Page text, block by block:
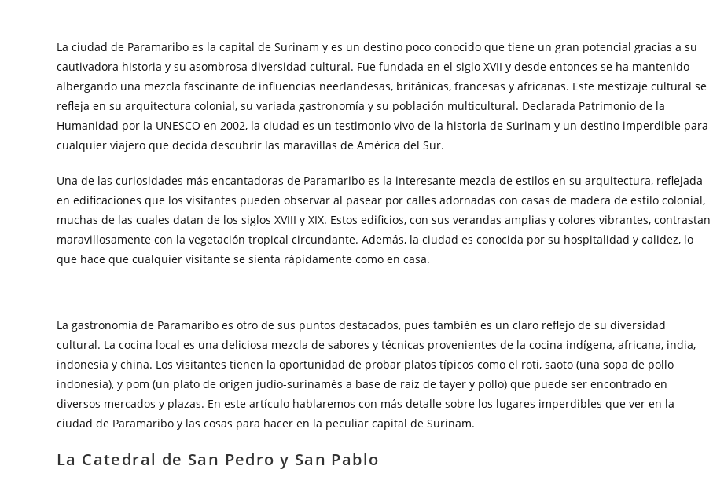
La ciudad de Paramaribo es la capital de Surinam y es un destino poco conocido que tiene un gran potencial gracias a su
cautivadora historia y su asombrosa diversidad cultural. Fue fundada en el siglo XVII y desde entonces se ha mantenido
albergando una mezcla fascinante de influencias neerlandesas, británicas, francesas y africanas. Este mestizaje cultural se
refleja en su arquitectura colonial, su variada gastronomía y su población multicultural. Declarada Patrimonio de la
Humanidad por la UNESCO en 2002, la ciudad es un testimonio vivo de la historia de Surinam y un destino imperdible para
cualquier viajero que decida descubrir las maravillas de América del Sur.
Una de las curiosidades más encantadoras de Paramaribo es la interesante mezcla de estilos en su arquitectura, reflejada
en edificaciones que los visitantes pueden observar al pasear por calles adornadas con casas de madera de estilo colonial,
muchas de las cuales datan de los siglos XVIII y XIX. Estos edificios, con sus verandas amplias y colores vibrantes, contrastan
maravillosamente con la vegetación tropical circundante. Además, la ciudad es conocida por su hospitalidad y calidez, lo
que hace que cualquier visitante se sienta rápidamente como en casa.
La gastronomía de Paramaribo es otro de sus puntos destacados, pues también es un claro reflejo de su diversidad
cultural. La cocina local es una deliciosa mezcla de sabores y técnicas provenientes de la cocina indígena, africana, india,
indonesia y china. Los visitantes tienen la oportunidad de probar platos típicos como el roti, saoto (una sopa de pollo
indonesia), y pom (un plato de origen judío-surinamés a base de raíz de tayer y pollo) que puede ser encontrado en
diversos mercados y plazas. En este artículo hablaremos con más detalle sobre los lugares imperdibles que ver en la
ciudad de Paramaribo y las cosas para hacer en la peculiar capital de Surinam.
La Catedral de San Pedro y San Pablo